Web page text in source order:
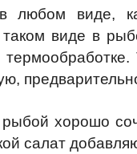
любом виде,
виде в
хорошо
салат